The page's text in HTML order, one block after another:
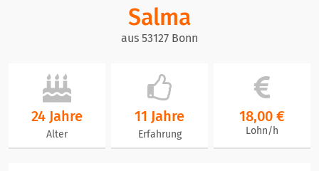
Salma
aus 53127 Bonn
24 Jahre
Alter
11 Jahre
Erfahrung
18,00 €
Lohn/h